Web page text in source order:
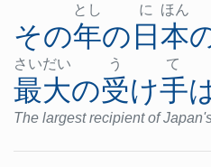
その
とし
年の
に ほん
日本
さいだい
最大の
う て
受け手
The largest recipient of